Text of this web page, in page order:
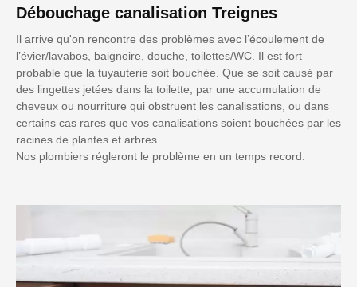
Débouchage canalisation Treignes
Il arrive qu'on rencontre des problèmes avec l’écoulement de
l’évier/lavabos, baignoire, douche, toilettes/WC. Il est fort
probable que la tuyauterie soit bouchée. Que se soit causé par
des lingettes jetées dans la toilette, par une accumulation de
cheveux ou nourriture qui obstruent les canalisations, ou dans
certains cas rares que vos canalisations soient bouchées par les
racines de plantes et arbres.
Nos plombiers régleront le problème en un temps record.